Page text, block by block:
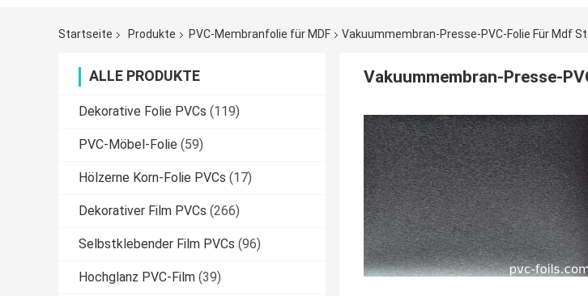
Startseite Produkte PVC-Membranfolie für MDF Vakuummembran-Presse-PVC-Folie Für Mdf
ALLE PRODUKTE
Dekorative Folie PVCs (119)
PVC-Möbel-Folie (59)
Hölzerne Korn-Folie PVCs (17)
Dekorativer Film PVCs (266)
Selbstklebender Film PVCs (96)
Hochglanz PVC-Film (39)
Vakuummembran-Presse-